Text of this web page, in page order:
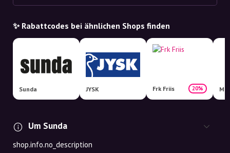
✨ Rabattcodes bei ähnlichen Shops finden
Sunda JYSK Frk Friis 20%
Um Sunda
shop.info.no_description